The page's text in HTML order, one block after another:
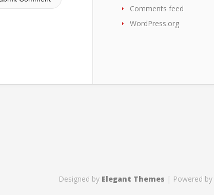
Comments feed
WordPress.org
Designed by Elegant Themes | Powered by